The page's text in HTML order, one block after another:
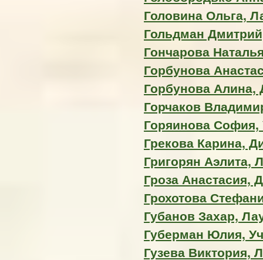
Головина Ольга,
Гольдман
Гончарова
Горбунова
Горбунова Алина,
Горчаков
Горяинова София,
Грекова Карина,
Григорян Аэлита,
Гроза Анастасия,
Грохотова
Губанов Захар,
Губерман Юлия,
Гузева Виктория,